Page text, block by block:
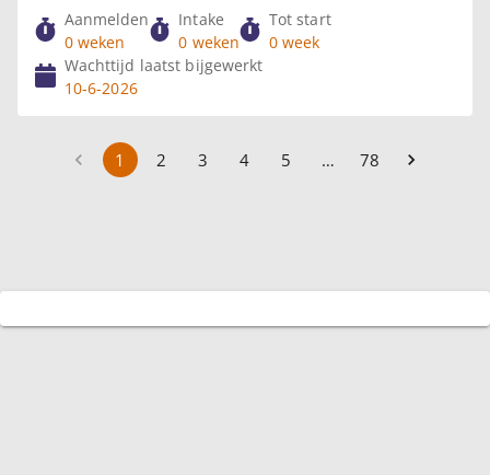
Aanmelden
0 weken
Intake
0 weken
Tot start
0 week
Wachttijd laatst bijgewerkt
10-6-2026
1 2 3 4 5 … 78